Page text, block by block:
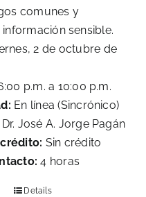
comunes y
sensible.
2 de octubre de
p.m. a 10:00 p.m.
En línea (Sincrónico)
Dr. José A. Jorge Pagán
Sin crédito
4 horas
Details